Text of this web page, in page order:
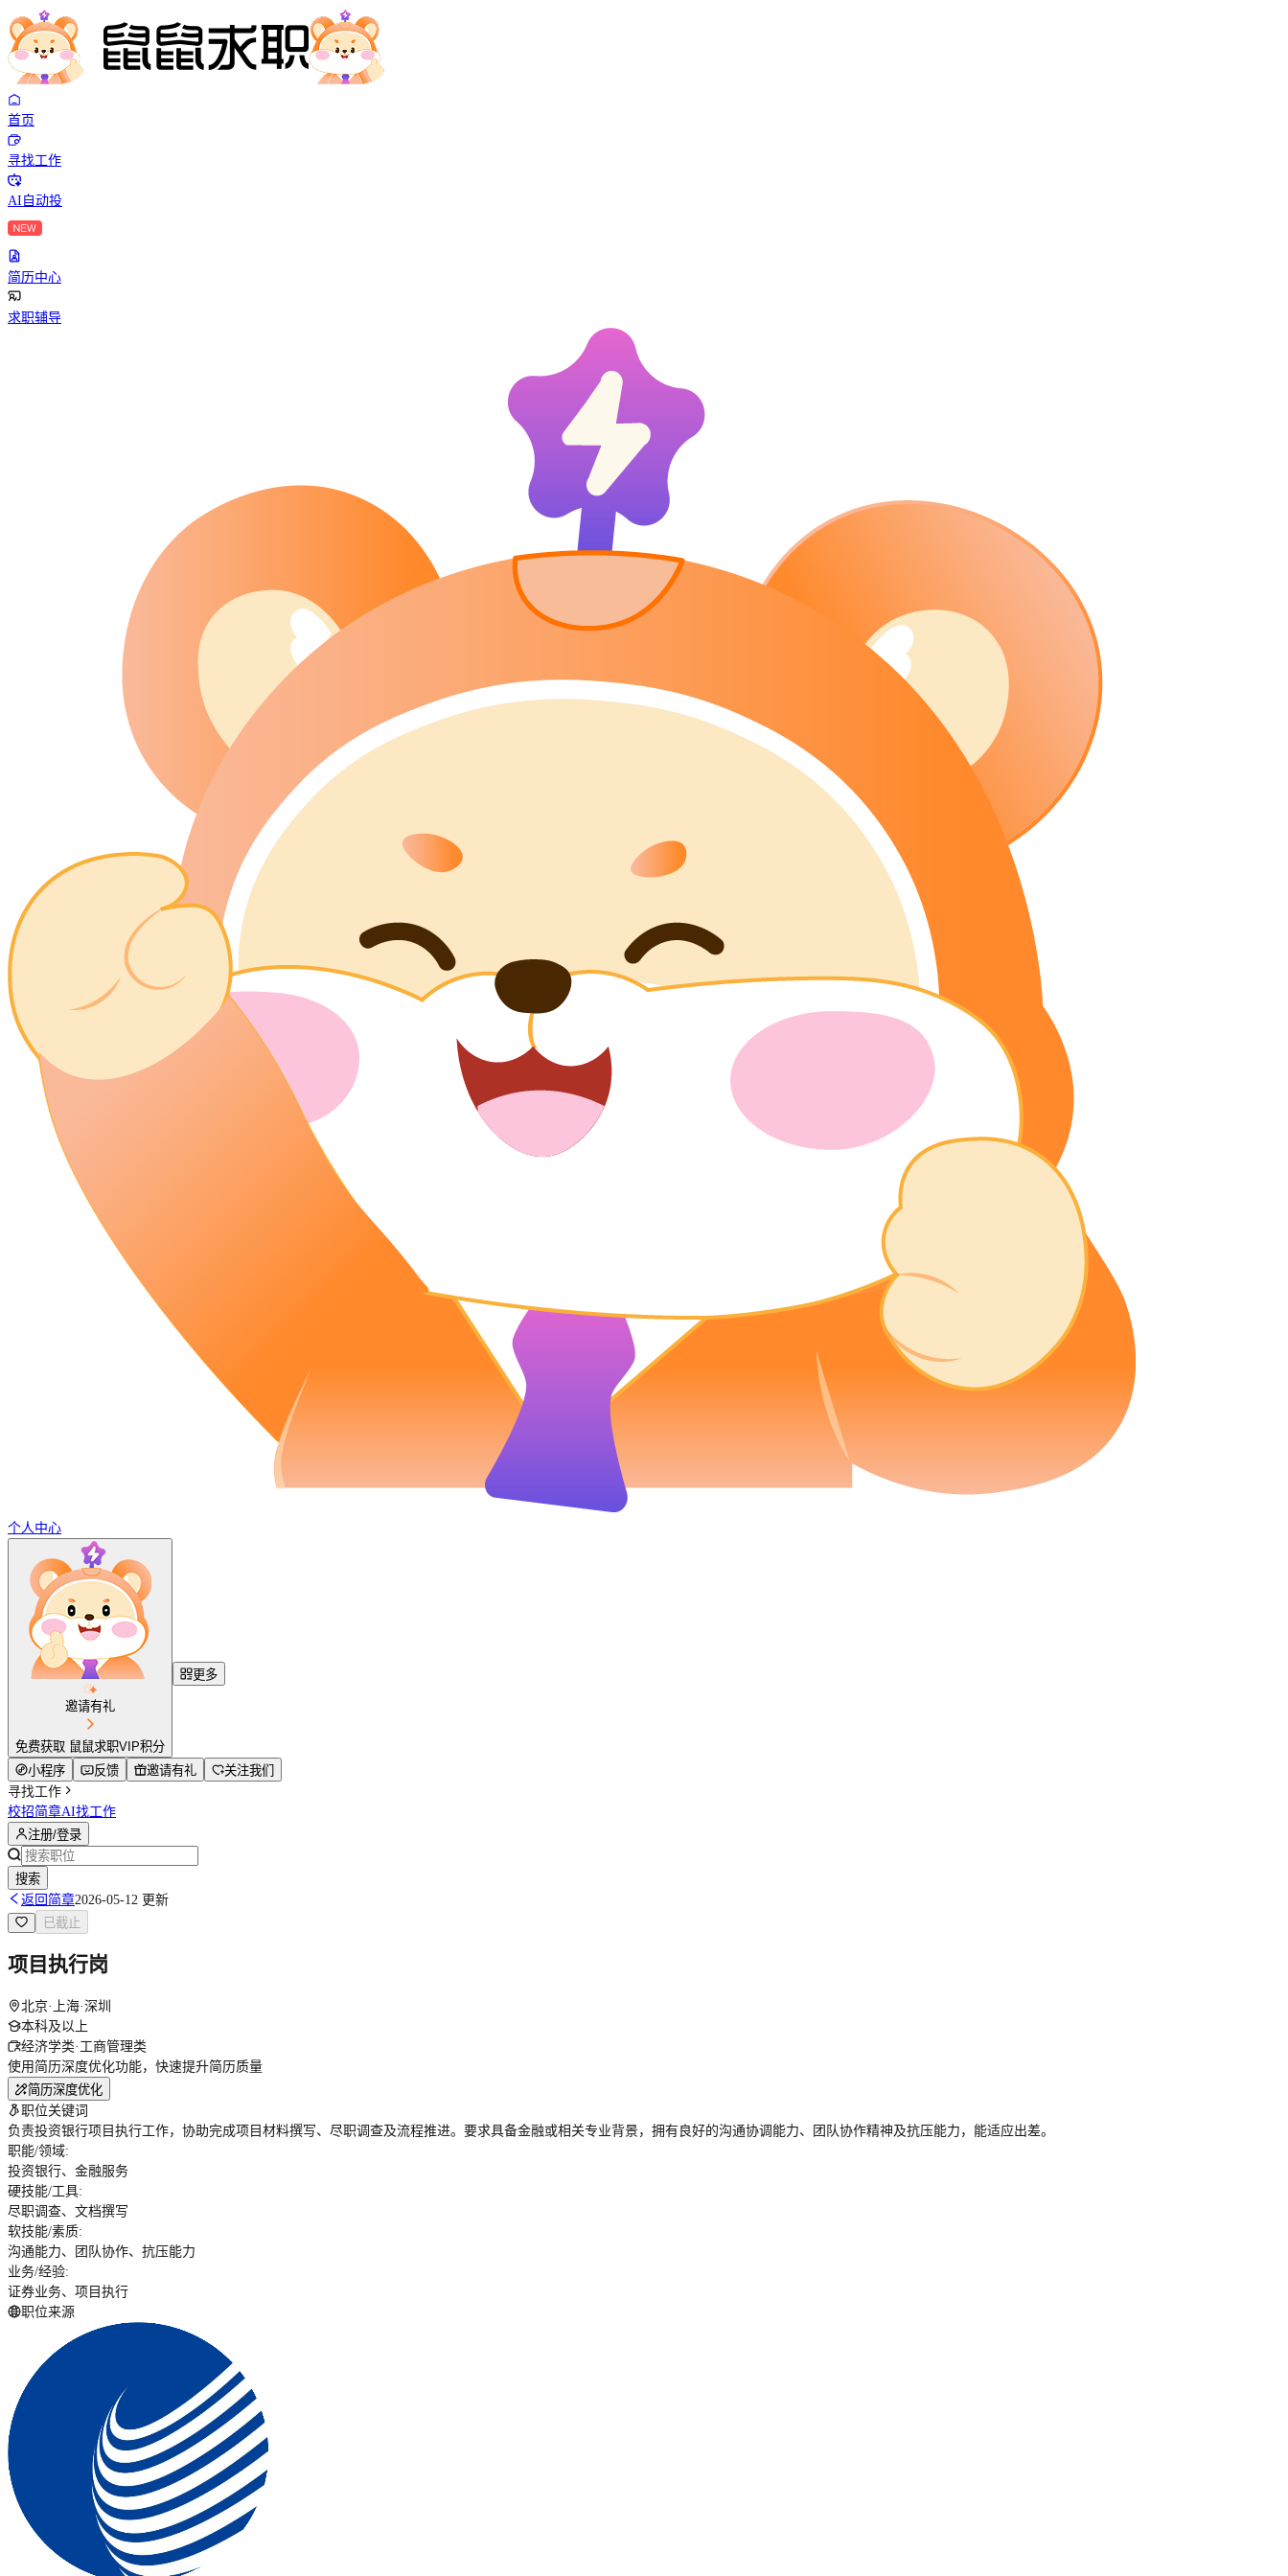
首页
寻找工作
AI自动投
简历中心
求职辅导
个人中心
邀请有礼
免费获取 鼠鼠求职VIP积分
更多
小程序 反馈 邀请有礼
关注我们
寻找工作
校招简章AI找工作
注册/登录
搜索
返回简章2026-05-12 更新
已截止
项目执行岗
北京·上海·深圳
本科及以上
经济学类·工商管理类
使用简历深度优化功能，快速提升简历质量
简历深度优化
职位关键词
负责投资银行项目执行工作，协助完成项目材料撰写、尽职调查及流程推进。要求具备金融或相关专业背景，拥有良好的沟通协调能力、团队协作精神及抗压能力，能适应出差。
职能/领域:
投资银行、金融服务
硬技能/工具:
尽职调查、文档撰写
软技能/素质:
沟通能力、团队协作、抗压能力
业务/经验:
证券业务、项目执行
职位来源